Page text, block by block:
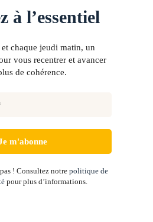
à l’essentiel
chaque jeudi matin, un
vous recentrer et avancer
de cohérence.
! Consultez notrepolitique de
pour plus d’informations.